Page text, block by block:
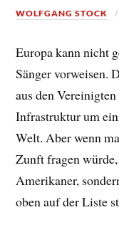
WOLFGANG STOCK
Europa kann nicht
Sänger vorweisen.
aus den
Infrastruktur um
Welt. Aber wenn
Zunft fragen
Amerikaner,
oben auf der Liste